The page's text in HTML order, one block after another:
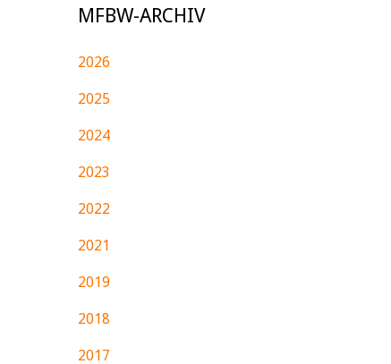
MFBW-ARCHIV
2026
2025
2024
2023
2022
2021
2019
2018
2017